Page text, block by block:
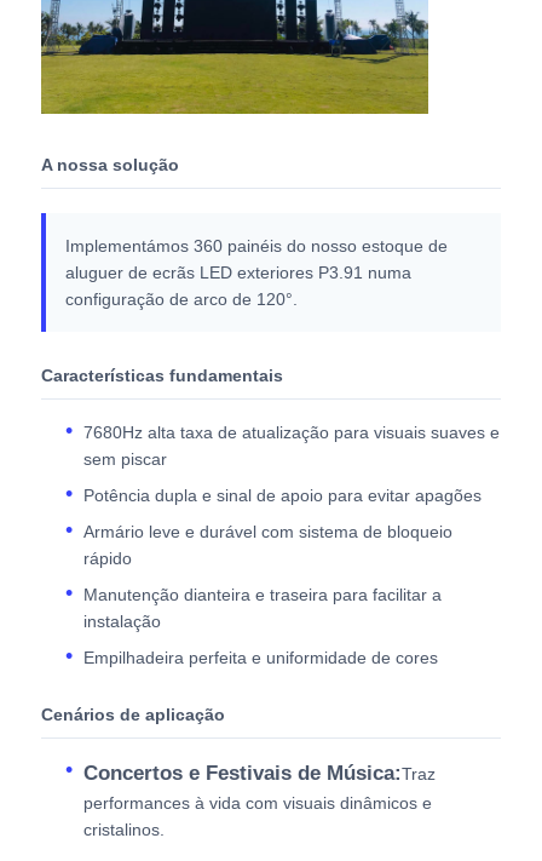
A nossa solução
Implementámos 360 painéis do nosso estoque de
aluguer de ecrãs LED exteriores P3.91 numa
configuração de arco de 120°.
Características fundamentais
7680Hz alta taxa de atualização para visuais suaves e
sem piscar
Potência dupla e sinal de apoio para evitar apagões
Armário leve e durável com sistema de bloqueio
rápido
Manutenção dianteira e traseira para facilitar a
instalação
Empilhadeira perfeita e uniformidade de cores
Cenários de aplicação
Concertos e Festivais de Música:Traz
performances à vida com visuais dinâmicos e
cristalinos.